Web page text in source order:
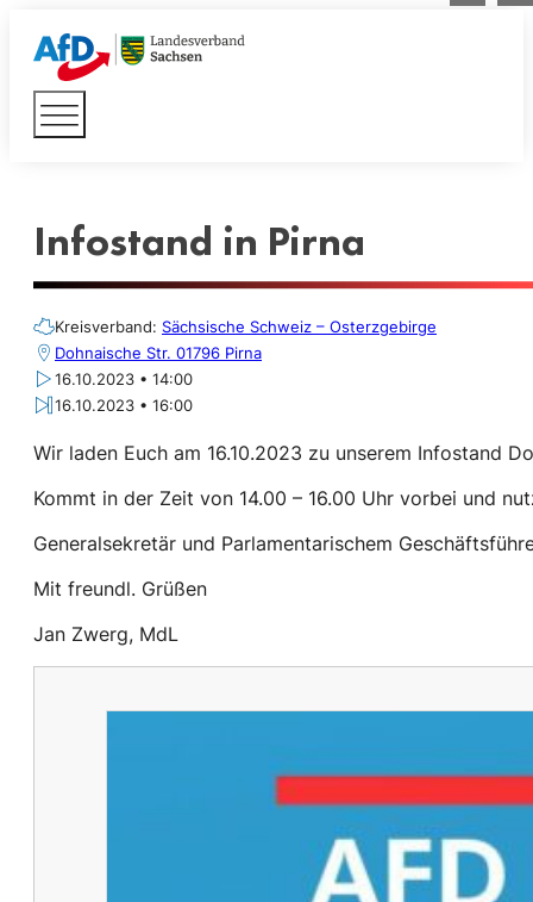
Infostand in Pirna
Kreisverband: Sächsische Schweiz – Osterzgebirge
Dohnaische Str. 01796 Pirna
16.10.2023 • 14:00
16.10.2023 • 16:00
Wir laden Euch am 16.10.2023 zu unserem Infostand
Kommt in der Zeit von 14.00 – 16.00 Uhr vorbei und
Generalsekretär und Parlamentarischem
Mit freundl. Grüßen
Jan Zwerg, MdL